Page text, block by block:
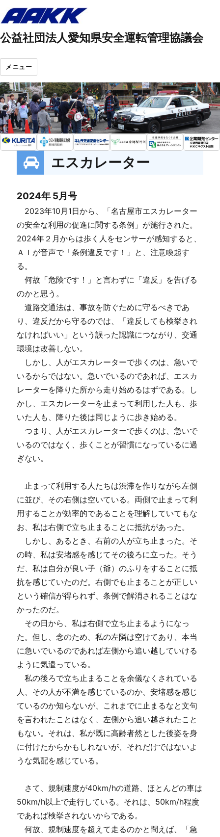
公益社団法人愛知県安全運転管理協議会
メニュー
エスカレーター
2024年 5月号
2023年10月1日から、「名古屋市エスカレーター
の安全な利用の促進に関する条例」が施行された。
2024年２月からは歩く人をセンサーが感知すると、
ＡＩが音声で「条例違反です！」と、注意喚起す
る。
何故「危険です！」と言わずに「違反」を告げる
のかと思う。
道路交通法は、事故を防ぐために守るべきであ
り、違反だから守るのでは、「違反しても検挙され
なければいい」という誤った認識につながり、交通
環境は改善しない。
しかし、人がエスカレーターで歩くのは、急いで
いるからではない。急いでいるのであれば、エスカ
レーターを降りた所から走り始めるはずである。し
かし、エスカレーターを止まって利用した人も、歩
いた人も、降りた後は同じように歩き始める。
つまり、人がエスカレーターで歩くのは、急いで
いるのではなく、歩くことが習慣になっているに過
ぎない。
止まって利用する人たちは渋滞を作りながら左側
に並び、その右側は空いている。両側で止まって利
用することが効率的であることを理解していてもな
お、私は右側で立ち止まることに抵抗があった。
しかし、あるとき、右前の人が立ち止まった。そ
の時、私は安堵感を感じてその後ろに立った。そう
だ、私は自分が良い子（爺）のふりをすることに抵
抗を感じていたのだ。右側でも止まることが正しい
という確信が得られず、条例で解消されることはな
かったのだ。
その日から、私は右側で立ち止まるようになっ
た。但し、念のため、私の左隣は空けてあり、本当
に急いでいるのであれば左側から追い越していける
ように気遣っている。
私の後ろで立ち止まることを余儀なくされている
人、その人が不満を感じているのか、安堵感を感じ
ているのか知らないが、これまでに止まるなと文句
を言われたことはなく、左側から追い越されたこと
もない。それは、私が既に高齢者然とした後姿を身
に付けたからかもしれないが、それだけではないよ
うな気配を感じている。
さて、規制速度が40km/hの道路、ほとんどの車は
50km/h以上で走行している。それは、50km/h程度
であれば検挙されないからである。
何故、規制速度を超えて走るのかと問えば、「急